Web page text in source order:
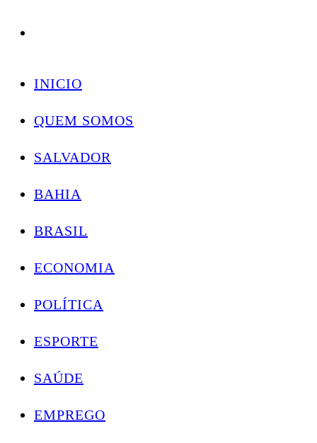
Skip
INICIO
QUEM SOMOS
SALVADOR
BAHIA
BRASIL
ECONOMIA
POLÍTICA
ESPORTE
SAÚDE
EMPREGO